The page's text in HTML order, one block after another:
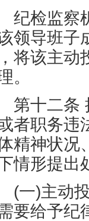
检监察机
领导班子
将该主动
。
十二条
者职务违
精神状况
情形提出
(一)主动
要给予纪